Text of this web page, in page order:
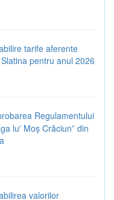
tarife aferente
pentru anul 2026
Regulamentului
lu' Moș Crăciun” din
valorilor